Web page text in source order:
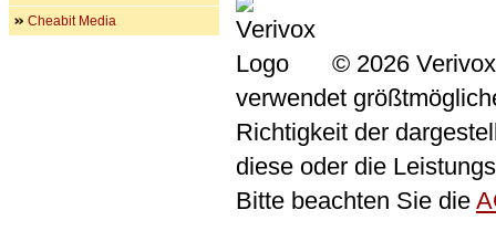
© 2026
verwendet
Richtigkeit der
diese oder die
Bitte beachten Sie die
Cheabit Media